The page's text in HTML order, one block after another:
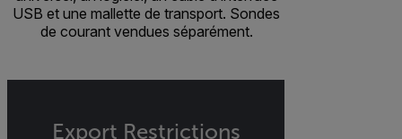
USB et une mallette de transport. Sondes
de courant vendues séparément.
Export Restrictions